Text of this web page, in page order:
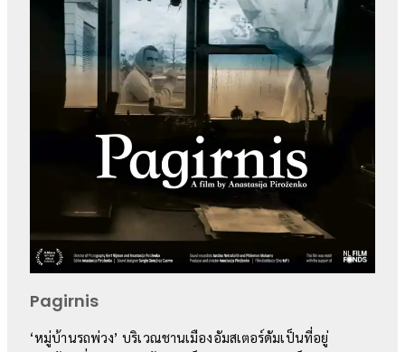
Pagirnis
‘หมู่บ้านรถพ่วง’ บริเวณชานเมืองอัมสเตอร์ดัมเป็นที่อยู่